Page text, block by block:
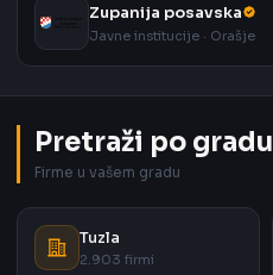
Zupanija posavska
Javne institucije · Orašje
Pretraži po gradu
Firme u vašem gradu
Tuzla
2.903 firmi